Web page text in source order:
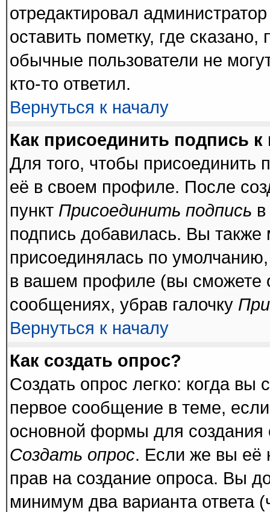
отредактировал
оставить пометку, где
обычные пользователи не
кто-то ответил.
Вернуться к началу
Как присоединить подпись
Для того, чтобы присоединить
её в своем профиле. После
пункт Присоединить подпись
подпись добавилась. Вы
присоединялась по
в вашем профиле (вы сможете
сообщениях, убрав галочку
Вернуться к началу
Как создать опрос?
Создать опрос легко: когда вы
первое сообщение в теме,
основной формы для
Создать опрос. Если же вы её
прав на создание опроса. Вы
минимум два варианта ответа